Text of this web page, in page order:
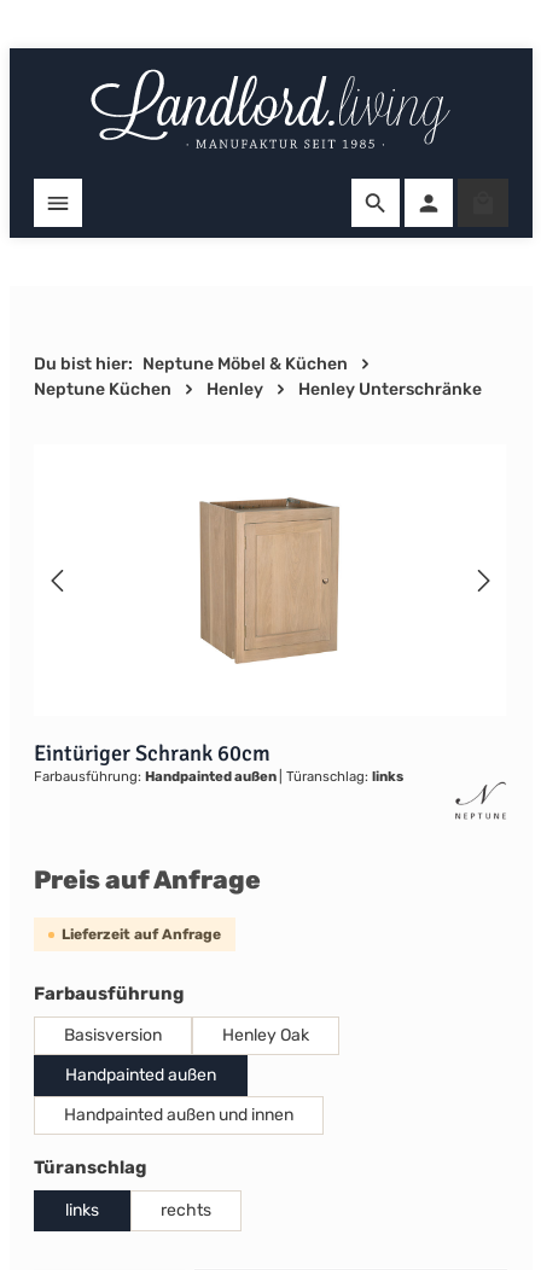
Du bist hier: Neptune Möbel & Küchen
Neptune Küchen
Henley Henley Unterschränke
Eintüriger Schrank 60cm
Farbausführung: Handpainted außen Türanschlag: links
Preis auf Anfrage
Lieferzeit auf Anfrage
Farbausführungauswählen
Basisversion
Henley Oak
Handpainted außen
Handpainted außen und innen
Türanschlagauswählen
links rechts